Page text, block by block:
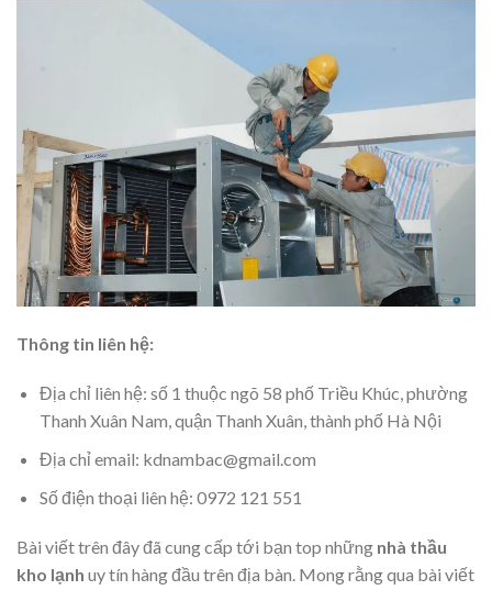
Thông tin liên hệ:
Địa chỉ liên hệ: số 1 thuộc ngõ 58 phố Triều Khúc, phường
Thanh Xuân Nam, quận Thanh Xuân, thành phố Hà Nội
Địa chỉ email: kdnambac@gmail.com
Số điện thoại liên hệ: 0972 121 551
Bài viết trên đây đã cung cấp tới bạn top những nhà thầu
kho lạnh uy tín hàng đầu trên địa bàn. Mong rằng qua bài viết